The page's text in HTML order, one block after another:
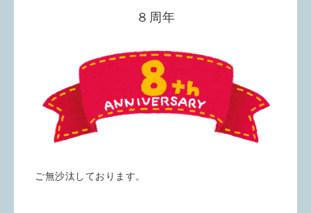
８周年
ご無沙汰しております。